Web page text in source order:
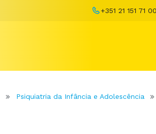
+351 21 151 71 00
Psiquiatria da Infância e Adolescência